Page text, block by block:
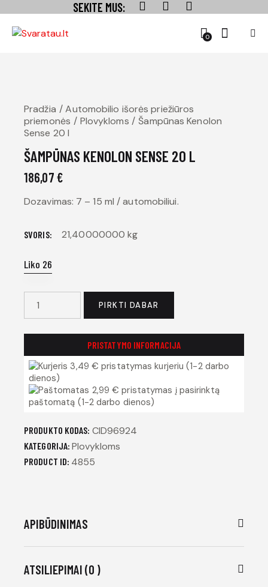
SEKITE MUS:
0
Pradžia
Automobilio išorės priežiūros
priemonės
Plovykloms
Šampūnas Kenolon
Sense 20 l
ŠAMPŪNAS KENOLON SENSE 20 L
186,07€
Dozavimas: 7 – 15 ml / automobiliui.
SVORIS 21,40000000 kg
Liko 26
PIRKTI DABAR
PRISTATYMO INFORMACIJA
3,49 € pristatymas kurjeriu (1-2 darbo
dienos)
2,99 € pristatymas į pasirinktą
paštomatą (1-2 darbo dienos)
PRODUKTO KODAS: CID96924
KATEGORIJA:Plovykloms
PRODUCT ID: 4855
APIBŪDINIMAS
ATSILIEPIMAI (0 )